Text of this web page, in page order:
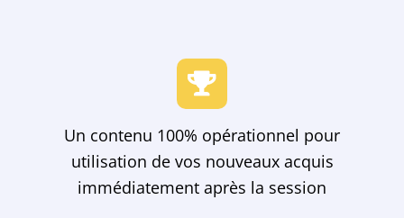
Un contenu 100% opérationnel pour
utilisation de vos nouveaux acquis
immédiatement après la session